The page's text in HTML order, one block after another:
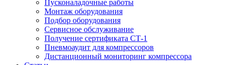
Пусконаладочные работы
Монтаж оборудования
Подбор оборудования
Сервисное обслуживание
Получение сертификата СТ-1
Пневмоаудит для компрессоров
Дистанционный мониторинг компрессора